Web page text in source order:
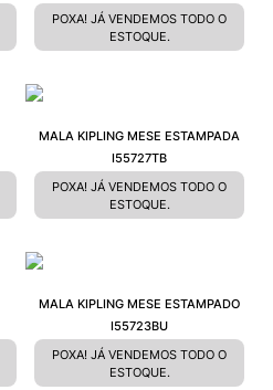
POXA! JÁ VENDEMOS TODO O
ESTOQUE.
MALA KIPLING MESE ESTAMPADA
I55727TB
POXA! JÁ VENDEMOS TODO O
ESTOQUE.
MALA KIPLING MESE ESTAMPADO
I55723BU
POXA! JÁ VENDEMOS TODO O
ESTOQUE.